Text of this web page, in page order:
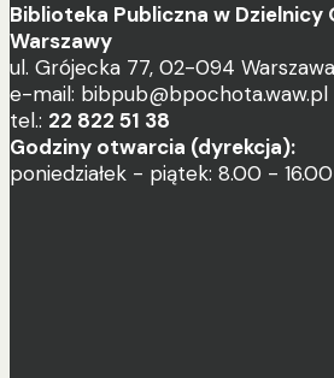
Biblioteka Publiczna w Dzielnicy
Warszawy
ul. Grójecka 77, 02-094 Warszawa
e-mail: bibpub@bpochota.waw.pl
tel.: 22 822 51 38
Godziny otwarcia (dyrekcja):
poniedziałek - piątek: 8.00 - 16.00